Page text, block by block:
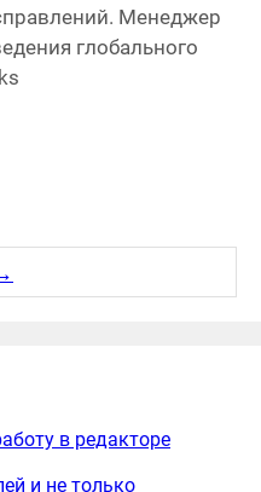
Менеджер
глобального
в редакторе
и не только